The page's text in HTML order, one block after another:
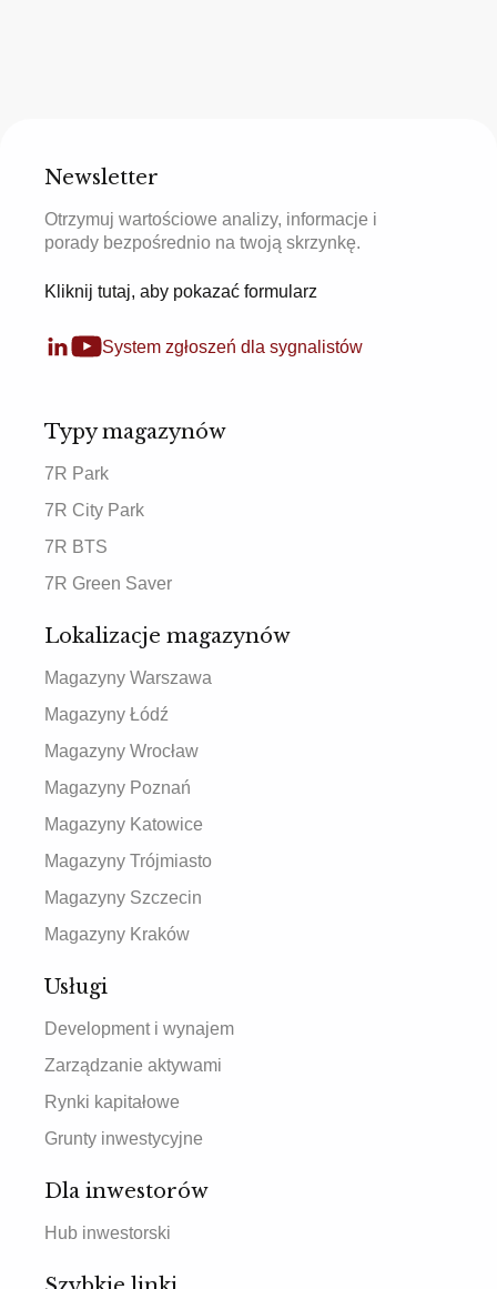
Newsletter
Otrzymuj wartościowe analizy, informacje i
porady bezpośrednio na twoją skrzynkę.
Kliknij tutaj, aby pokazać formularz
System zgłoszeń dla sygnalistów
Typy magazynów
7R Park
7R City Park
7R BTS
7R Green Saver
Lokalizacje magazynów
Magazyny Warszawa
Magazyny Łódź
Magazyny Wrocław
Magazyny Poznań
Magazyny Katowice
Magazyny Trójmiasto
Magazyny Szczecin
Magazyny Kraków
Usługi
Development i wynajem
Zarządzanie aktywami
Rynki kapitałowe
Grunty inwestycyjne
Dla inwestorów
Hub inwestorski